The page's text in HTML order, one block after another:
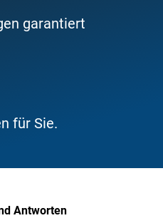
garantiert
für Sie.
Antworten